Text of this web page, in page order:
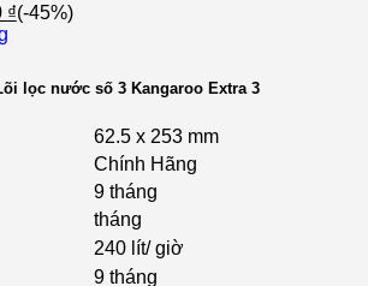
₫Giá
155.000 ₫.
(-45%)
lọc nước số 3 Kangaroo Extra 3
62.5 x 253 mm
Chính Hãng
9 tháng
tháng
240 lít/ giờ
9 tháng